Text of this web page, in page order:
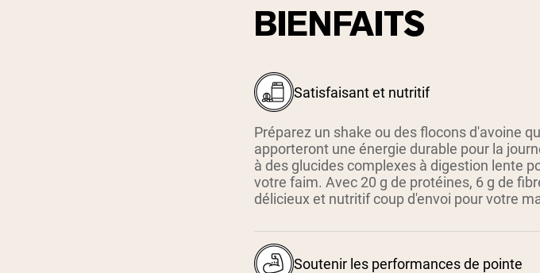
BIENFAITS
Satisfaisant et nutritif
Préparez un shake ou des flocons d'avoine
apporteront une énergie durable pour la
à des glucides complexes à digestion lente
votre faim. Avec 20 g de protéines, 6 g de
délicieux et nutritif coup d'envoi pour votre
Soutenir les performances de pointe